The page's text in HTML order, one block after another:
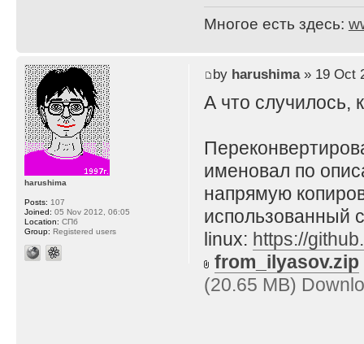
Многое есть здесь:
by harushima» 19 Oct
А что случилось,
именовал по
напрямую
использованный
linux: https://
from_ilyasov.zip
(20.65 MB)
harushima
Posts: 107
Joined: 05 Nov 2012, 06:05
Location: СПб
Group: Registered users